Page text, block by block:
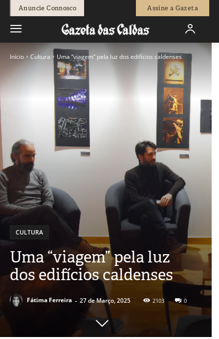
Anuncie Connosco Assine a Gazeta
Início Cultura Uma “viagem” pela luz dos edifícios caldenses
CULTURA
Uma “viagem” pela luz
dos edifícios caldenses
Fátima Ferreira - 27 de Março, 2025 2103 0